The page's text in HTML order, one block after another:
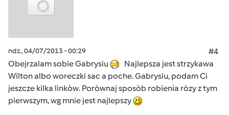
ndz., 04/07/2013 - 00:29
#4
Obejrzalam sobie Gabrysiu
Najlepsza jest strzykawa
Wilton albo woreczki sac a poche. Gabrysiu, podam Ci
jeszcze kilka linkòw. Poròwnaj sposòb robienia ròzy z tym
pierwszym, wg mnie jest najlepszy